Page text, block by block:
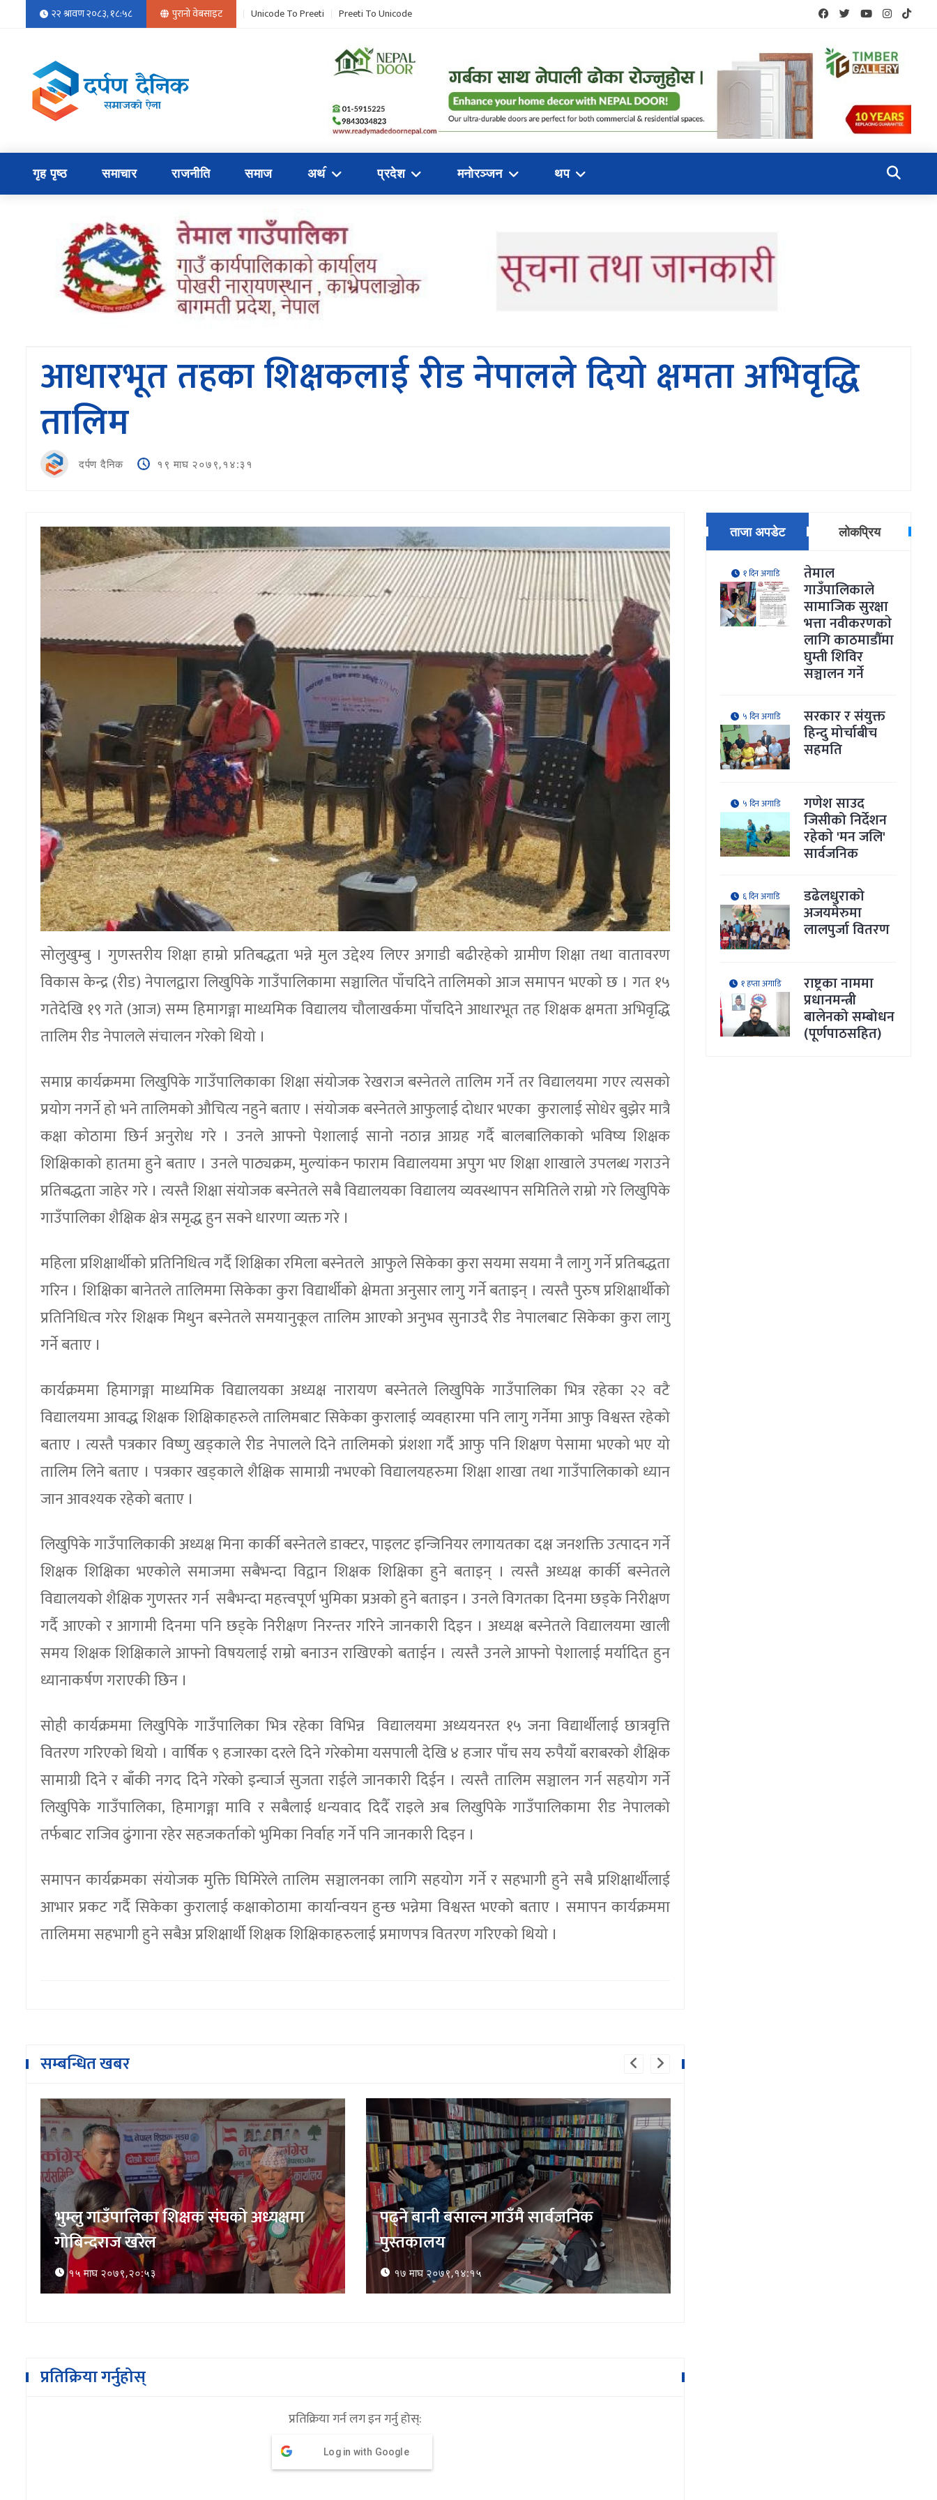
२२ श्रावण २०८३, १८:५८ पुरानो वेबसाइट Unicode To Preeti Preeti To Unicode
गृह पृष्ठ समाचार राजनीति समाज अथ॔ प्रदेश मनोरञ्जन थप
आधारभूत तहका शिक्षकलाई रीड नेपालले दियाे क्षमता अभिवृद्धि
तालिम
दर्पण दैनिक १९ माघ २०७९,१४:३१
सोलुखुम्बु । गुणस्तरीय शिक्षा हाम्रो प्रतिबद्धता भन्ने मुल उद्देश्य लिएर अगाडी बढीरहेको ग्रामीण शिक्षा तथा वातावरण
विकास केन्द्र (रीड) नेपालद्वारा लिखुपिके गाउँपालिकामा सञ्चालित पाँचदिने तालिमको आज समापन भएको छ । गत १५
गतेदेखि १९ गते (आज) सम्म हिमागङ्गा माध्यमिक विद्यालय चौलाखर्कमा पाँचदिने आधारभूत तह शिक्षक क्षमता अभिवृद्धि
तालिम रीड नेपालले संचालन गरेको थियो ।
समाप्न कार्यक्रममा लिखुपिके गाउँपालिकाका शिक्षा संयोजक रेखराज बस्नेतले तालिम गर्ने तर विद्यालयमा गएर त्यसको
प्रयोग नगर्ने हो भने तालिमको औचित्य नहुने बताए । संयोजक बस्नेतले आफुलाई दोधार भएका कुरालाई सोधेर बुझेर मात्रै
कक्षा कोठामा छिर्न अनुरोध गरे । उनले आफ्नो पेशालाई सानो नठान्न आग्रह गर्दै बालबालिकाको भविष्य शिक्षक
शिक्षिकाको हातमा हुने बताए । उनले पाठ्यक्रम, मुल्यांकन फाराम विद्यालयमा अपुग भए शिक्षा शाखाले उपलब्ध गराउने
प्रतिबद्धता जाहेर गरे । त्यस्तै शिक्षा संयोजक बस्नेतले सबै विद्यालयका विद्यालय व्यवस्थापन समितिले राम्रो गरे लिखुपिके
गाउँपालिका शैक्षिक क्षेत्र समृद्ध हुन सक्ने धारणा व्यक्त गरे ।
महिला प्रशिक्षार्थीको प्रतिनिधित्व गर्दै शिक्षिका रमिला बस्नेतले आफुले सिकेका कुरा सयमा सयमा नै लागु गर्ने प्रतिबद्धता
गरिन । शिक्षिका बानेतले तालिममा सिकेका कुरा विद्यार्थीको क्षेमता अनुसार लागु गर्ने बताइन् । त्यस्तै पुरुष प्रशिक्षार्थीको
प्रतिनिधित्व गरेर शिक्षक मिथुन बस्नेतले समयानुकूल तालिम आएको अनुभव सुनाउदै रीड नेपालबाट सिकेका कुरा लागु
गर्ने बताए ।
कार्यक्रममा हिमागङ्गा माध्यमिक विद्यालयका अध्यक्ष नारायण बस्नेतले लिखुपिके गाउँपालिका भित्र रहेका २२ वटै
विद्यालयमा आवद्ध शिक्षक शिक्षिकाहरुले तालिमबाट सिकेका कुरालाई व्यवहारमा पनि लागु गर्नेमा आफु विश्वस्त रहेको
बताए । त्यस्तै पत्रकार विष्णु खड्काले रीड नेपालले दिने तालिमको प्रंशशा गर्दै आफु पनि शिक्षण पेसामा भएको भए यो
तालिम लिने बताए । पत्रकार खड्काले शैक्षिक सामाग्री नभएको विद्यालयहरुमा शिक्षा शाखा तथा गाउँपालिकाको ध्यान
जान आवश्यक रहेको बताए ।
लिखुपिके गाउँपालिकाकी अध्यक्ष मिना कार्की बस्नेतले डाक्टर, पाइलट इन्जिनियर लगायतका दक्ष जनशक्ति उत्पादन गर्ने
शिक्षक शिक्षिका भएकोले समाजमा सबैभन्दा विद्वान शिक्षक शिक्षिका हुने बताइन् । त्यस्तै अध्यक्ष कार्की बस्नेतले
विद्यालयको शैक्षिक गुणस्तर गर्न सबैभन्दा महत्त्वपूर्ण भुमिका प्रअको हुने बताइन । उनले विगतका दिनमा छड्के निरीक्षण
गर्दै आएको र आगामी दिनमा पनि छड्के निरीक्षण निरन्तर गरिने जानकारी दिइन । अध्यक्ष बस्नेतले विद्यालयमा खाली
समय शिक्षक शिक्षिकाले आफ्नो विषयलाई राम्रो बनाउन राखिएको बताईन । त्यस्तै उनले आफ्नो पेशालाई मर्यादित हुन
ध्यानाकर्षण गराएकी छिन ।
सोही कार्यक्रममा लिखुपिके गाउँपालिका भित्र रहेका विभिन्न विद्यालयमा अध्ययनरत १५ जना विद्यार्थीलाई छात्रवृत्ति
वितरण गरिएको थियो । वार्षिक ९ हजारका दरले दिने गरेकोमा यसपाली देखि ४ हजार पाँच सय रुपैयाँ बराबरको शैक्षिक
सामाग्री दिने र बाँकी नगद दिने गरेको इन्चार्ज सुजता राईले जानकारी दिईन । त्यस्तै तालिम सञ्चालन गर्न सहयोग गर्ने
लिखुपिके गाउँपालिका, हिमागङ्गा मावि र सबैलाई धन्यवाद दिदैँ राइले अब लिखुपिके गाउँपालिकामा रीड नेपालको
तर्फबाट राजिव ढुंगाना रहेर सहजकर्ताको भुमिका निर्वाह गर्ने पनि जानकारी दिइन ।
समापन कार्यक्रमका संयोजक मुक्ति घिमिरेले तालिम सञ्चालनका लागि सहयोग गर्ने र सहभागी हुने सबै प्रशिक्षार्थीलाई
आभार प्रकट गर्दै सिकेका कुरालाई कक्षाकोठामा कार्यान्वयन हुन्छ भन्नेमा विश्वस्त भएको बताए । समापन कार्यक्रममा
तालिममा सहभागी हुने सबैअ प्रशिक्षार्थी शिक्षक शिक्षिकाहरुलाई प्रमाणपत्र वितरण गरिएको थियो ।
सम्बन्धित खबर
पढ्ने बानी बसाल्न गाउँमै सार्वजनिक
पुस्तकालय
१७ माघ २०७९,१४:१५
प्रतिक्रिया गर्नुहोस्
प्रतिक्रिया गर्न लग इन गर्नु होस्:
Log in with Google
ताजा अपडेट लोकप्रिय
१ दिन अगाडि तेमाल
गाउँपालिकाले
सामाजिक सुरक्षा
भत्ता नवीकरणकाे
लागि काठमाडौँमा
घुम्ती शिविर
सञ्चालन गर्ने
५ दिन अगाडि सरकार र संयुक्त
हिन्दु मोर्चाबीच
सहमति
५ दिन अगाडि गणेश साउद
जिसीको निर्देशन
रहेकाे 'मन जलि'
सार्वजनिक
६ दिन अगाडि डढेलधुराको
अजयमेरुमा
लालपुर्जा वितरण
१ हप्ता अगाडि राष्ट्रका नाममा
प्रधानमन्त्री
बालेनको सम्बोधन
(पूर्णपाठसहित)